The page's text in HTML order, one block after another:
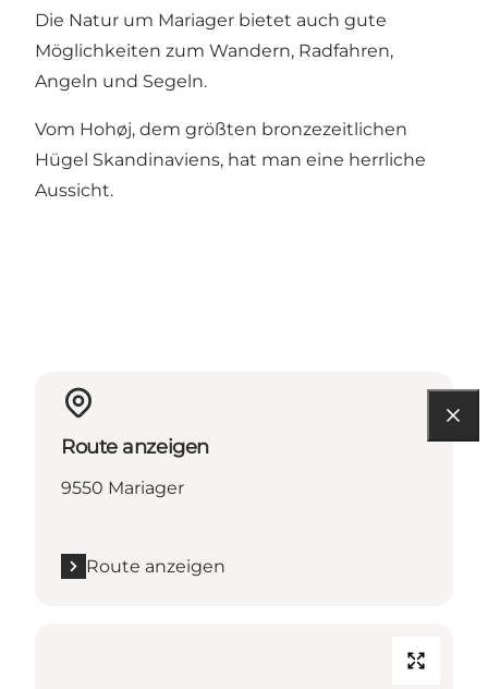
Die Natur um Mariager bietet auch gute
Möglichkeiten zum Wandern, Radfahren,
Angeln und Segeln.
Vom Hohøj, dem größten bronzezeitlichen
Hügel Skandinaviens, hat man eine herrliche
Aussicht.
Route anzeigen
9550 Mariager
Route anzeigen